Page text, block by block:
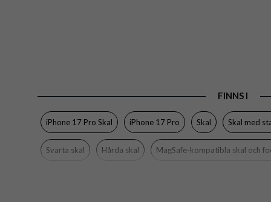
EAN
FINNS I
iPhone 17 Pro Skal iPhone 17 Pro Skal Skal med
Svarta skal Hårda skal MagSafe-kompatibla skal och